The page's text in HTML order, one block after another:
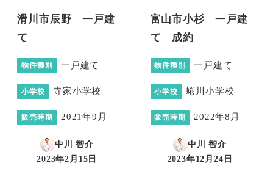
滑川市辰野 一戸建
て
物件種別 一戸建て
小学校 寺家小学校
販売時期 2021年9月
中川 智介
投稿日
2023年2月15日
富山市小杉 一戸建
て 成約
物件種別 一戸建て
小学校 蜷川小学校
販売時期 2022年8月
中川 智介
投稿日
2023年12月24日